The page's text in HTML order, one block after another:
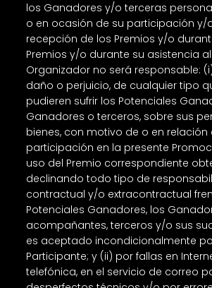
los Ganadores y/o terceras
o en ocasión de su participación y/
recepción de los Premios y/o
Premios y/o durante su asistencia al
Organizador no será responsable:
daño o perjuicio, de cualquier tipo
pudieren sufrir los Potenciales
Ganadores o terceros, sobre sus
bienes, con motivo de o en relación
participación en la presente
uso del Premio correspondiente
declinando todo tipo de
contractual y/o extracontractual
Potenciales Ganadores, los
acompañantes, terceros y/o sus
es aceptado incondicionalmente
Participante; y (ii) por fallas en
telefónica, en el servicio de correo